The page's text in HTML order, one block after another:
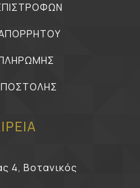
4, Βοτανικός